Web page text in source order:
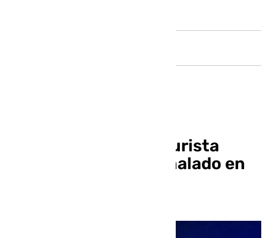
En estado grave un turista
español tras ser apuñalado en